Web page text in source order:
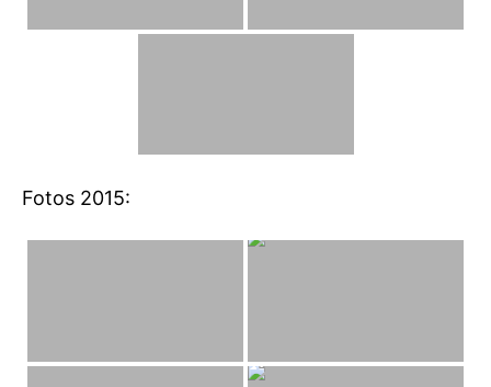
Fotos 2015: